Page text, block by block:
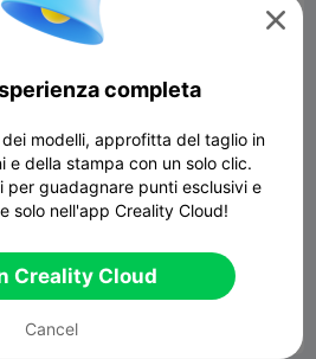
Correlati
6

completa
modelli, approfitta del taglio in
e della stampa con un solo clic.
per guadagnare punti esclusivi e
solo nell'app Creality Cloud!
Creality Cloud
Cancel